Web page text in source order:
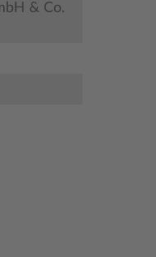
& Co.